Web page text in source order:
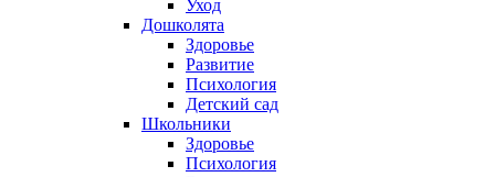
Уход
Дошколята
Здоровье
Развитие
Психология
Детский сад
Школьники
Здоровье
Психология